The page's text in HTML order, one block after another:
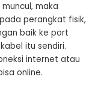
maka
perangkat fisik,
baik ke port
itu sendiri.
internet atau
online.